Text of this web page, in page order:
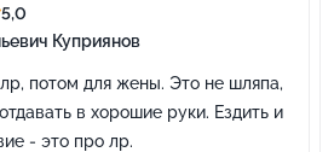
5,0
Куприянов
потом для жены. Это не шляпа,
в хорошие руки. Ездить и
- это про лр.